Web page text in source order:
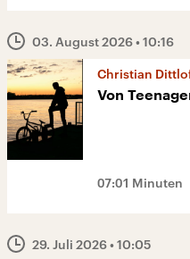
03. August 2026• 10:16
Christian
Von
07:01 Minuten
29. Juli 2026• 10:05